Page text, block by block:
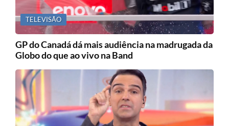
TELEVISÃO
GP do Canadá dá mais audiência na madrugada da
Globo do que ao vivo na Band